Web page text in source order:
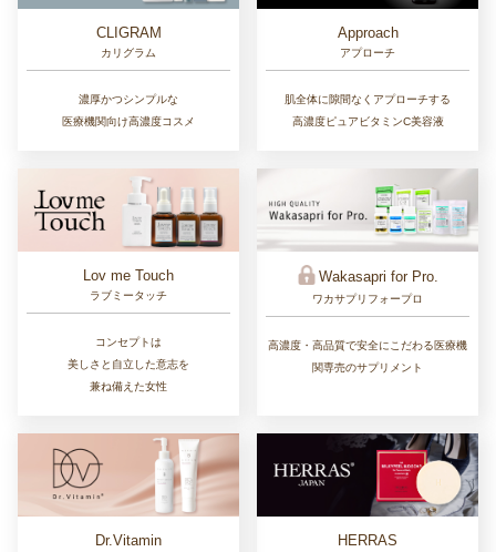
CLIGRAM
カリグラム
濃厚かつシンプルな
医療機関向け高濃度コスメ
Approach
アプローチ
肌全体に隙間なくアプローチする
高濃度ピュアビタミンC美容液
Lov me Touch
ラブミータッチ
コンセプトは
美しさと自立した意志を
兼ね備えた女性
Wakasapri for Pro.
ワカサプリフォープロ
高濃度・高品質で安全にこだわる医療機
関専売のサプリメント
Dr.Vitamin HERRAS